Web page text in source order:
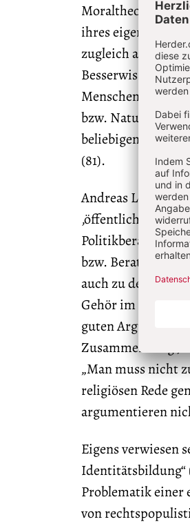
Moraltheologie
ihres eigenen
zugleich als
Besserwisserei
Menschen als
bzw. Natur
beliebigen
(81).
Andreas Lob-
‚öffentlicher
Politikberatung.
bzw. Berater
auch zu der Kritik
Gehör im
guten
Zusammenhang
„Man muss nicht
religiösen Rede
argumentieren
Eigens verwiesen
Problematik einer
von